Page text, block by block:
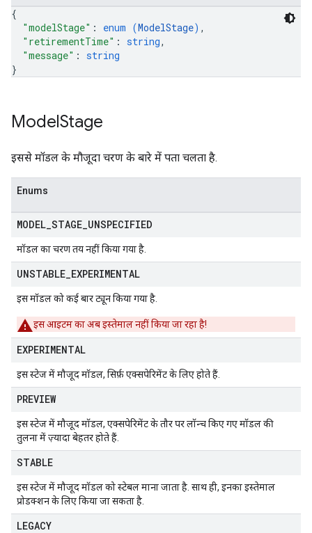
{
"modelStage" : enum (ModelStage) ,
"retirementTime" : string,
"message" : string
}
ModelStage
इससे मॉडल के मौजूदा चरण के बारे में पता चलता है.
Enums
MODEL STAGE UNSPECIFIED
मॉडल का चरण तय नहीं किया गया है.
UNSTABLE EXPERIMENTAL
इस मॉडल को कई बार ट्यून किया गया है.
इस आइटम का अब इस्तेमाल नहीं किया जा रहा है!
EXPERIMENTAL
इस स्टेज में मौजूद मॉडल, सिर्फ़ एक्सपेरिमेंट के लिए होते हैं.
PREVIEW
इस स्टेज में मौजूद मॉडल, एक्सपेरिमेंट के तौर पर लॉन्च किए गए मॉडल की
तुलना में ज़्यादा बेहतर होते हैं.
STABLE
इस स्टेज में मौजूद मॉडल को स्टेबल माना जाता है. साथ ही, इनका इस्तेमाल
प्रोडक्शन के लिए किया जा सकता है.
LEGACY